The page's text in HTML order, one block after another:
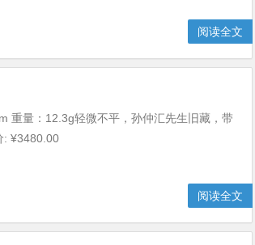
阅读全文
重量：12.3g轻微不平，孙仲汇先生旧藏，带
: ¥3480.00
阅读全文